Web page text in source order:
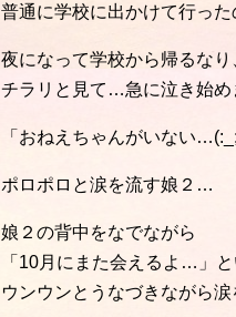
普通に学校に出かけて行っ
夜になって学校から帰るな
チラリと見て…急に泣き始め
「おねえちゃんがいない
ポロポロと涙を流す娘２…
娘２の背中をなでながら
「10月にまた会えるよ…」と
ウンウンとうなづきながら涙